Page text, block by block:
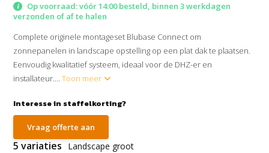
Op voorraad: vóór 14:00 besteld, binnen 3 werkdagen
verzonden of af te halen
Complete originele montageset Blubase Connect om
zonnepanelen in landscape opstelling op een plat dak te plaatsen.
Eenvoudig kwalitatief systeem, ideaal voor de DHZ-er en
installateur....Toon meer
Interesse in staffelkorting?
Vraag offerte aan
5 variaties Landscape groot